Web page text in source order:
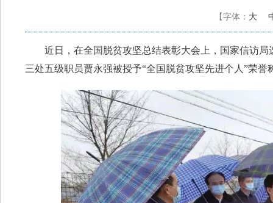
【字体： 大
近日，在全国脱贫攻坚总结表彰大会上，国家信访局
三处五级职员贾永强被授予“全国脱贫攻坚先进个人”荣誉